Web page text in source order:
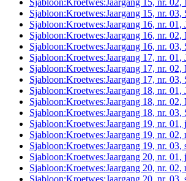
Sjabloon:Kroetwes:Jaargang 15, nr. 02,
Sjabloon:Kroetwes:Jaargang 15, nr. 03,
Sjabloon:Kroetwes:Jaargang 16, nr. 01,
Sjabloon:Kroetwes:Jaargang 16, nr. 02,
Sjabloon:Kroetwes:Jaargang 16, nr. 03,
Sjabloon:Kroetwes:Jaargang 17, nr. 01,
Sjabloon:Kroetwes:Jaargang 17, nr. 02,
Sjabloon:Kroetwes:Jaargang 17, nr. 03,
Sjabloon:Kroetwes:Jaargang 18, nr. 01,
Sjabloon:Kroetwes:Jaargang 18, nr. 02,
Sjabloon:Kroetwes:Jaargang 18, nr. 03,
Sjabloon:Kroetwes:Jaargang 19, nr. 01,
Sjabloon:Kroetwes:Jaargang 19, nr. 02,
Sjabloon:Kroetwes:Jaargang 19, nr. 03,
Sjabloon:Kroetwes:Jaargang 20, nr. 01,
Sjabloon:Kroetwes:Jaargang 20, nr. 02,